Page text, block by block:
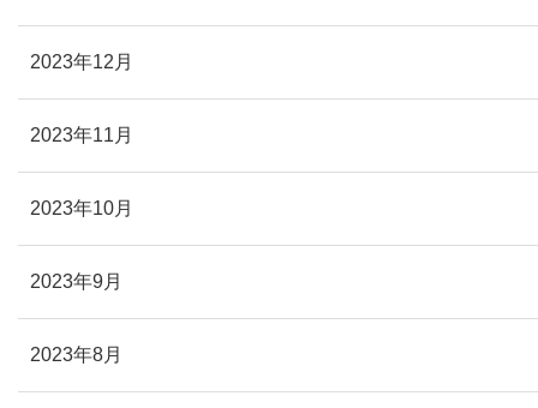
2023年12月
2023年11月
2023年10月
2023年9月
2023年8月